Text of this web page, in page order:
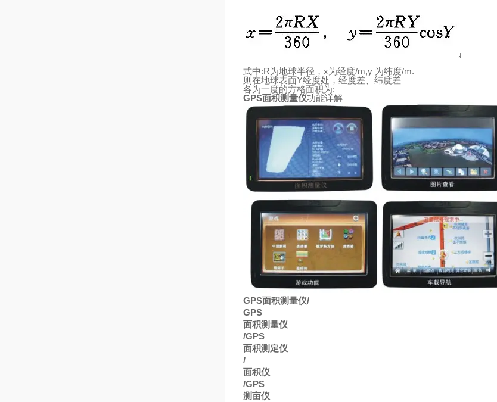
式中:R为地球半径， x为经度/m,y 为纬度/m.
则 在地球表面Y经度处，经度差、纬度差
各为一度的方格面积为:
GPS面积测量仪功能详解
GPS面积测量仪/
GPS
面积测量仪
/GPS
面积测定仪
/
面积仪
/GPS
测亩仪